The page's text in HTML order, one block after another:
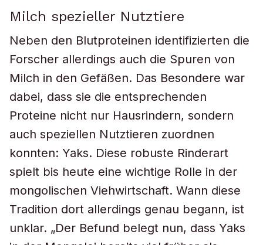
Milch spezieller Nutztiere
Neben den Blutproteinen identifizierten die
Forscher allerdings auch die Spuren von
Milch in den Gefäßen. Das Besondere war
dabei, dass sie die entsprechenden
Proteine nicht nur Hausrindern, sondern
auch speziellen Nutztieren zuordnen
konnten: Yaks. Diese robuste Rinderart
spielt bis heute eine wichtige Rolle in der
mongolischen Viehwirtschaft. Wann diese
Tradition dort allerdings genau begann, ist
unklar. „Der Befund belegt nun, dass Yaks